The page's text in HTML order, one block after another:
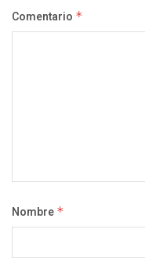
Comentario *
Nombre *